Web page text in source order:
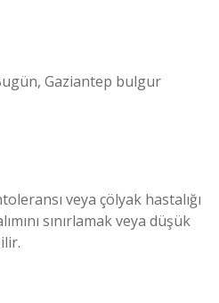
Gaziantep bulgur
veya çölyak hastalığı
sınırlamak veya düşük